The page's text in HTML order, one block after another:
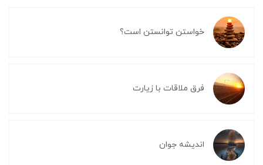
خواستن توانستن است؟
فرق ملاقات با زیارت
اندیشه جوان